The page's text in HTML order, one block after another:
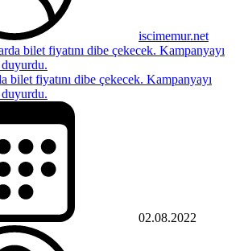
iscimemur.net
bilet fiyatını dibe çekecek. Kampanyayı
02.08.2022